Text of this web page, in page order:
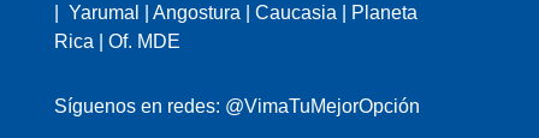
| Yarumal | Angostura | Caucasia | Planeta
Rica | Of. MDE
Síguenos en redes: @VimaTuMejorOpción